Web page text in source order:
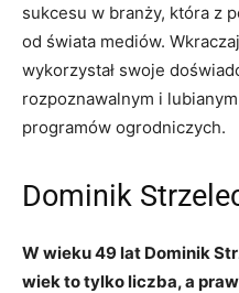
sukcesu w branży, która z
od świata mediów.
wykorzystał swoje
rozpoznawalnym i
programów ogrodniczych.
Dominik
W wieku 49 lat Dominik
wiek to tylko liczba, a